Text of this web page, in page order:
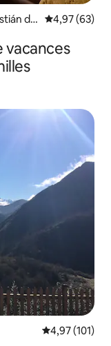
de
Évaluation
4,97 (63)
vacances
Évaluation
4,97 (101)